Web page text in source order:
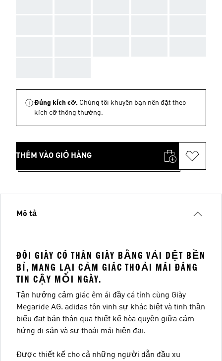
Đúng kích cỡ. Chúng tôi khuyên bạn nên đặt theo
kích cỡ thông thường.
THÊM VÀO GIỎ HÀNG
Mô tả
ĐÔI GIÀY CÓ THÂN GIÀY BẰNG VẢI DỆT BỀN
BỈ, MANG LẠI CẢM GIÁC THOẢI MÁI ĐÁNG
TIN CẬY MỖI NGÀY.
Tận hưởng cảm giác êm ái đầy cá tính cùng Giày
Megaride AG. adidas tôn vinh sự khác biệt và tinh thần
biểu đạt bản thân qua thiết kế hòa quyện giữa cảm
hứng di sản và sự thoải mái hiện đại.
Được thiết kế cho cả những người dẫn đầu xu